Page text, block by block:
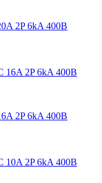
2P 6kA 400В
2P 6kA 400В